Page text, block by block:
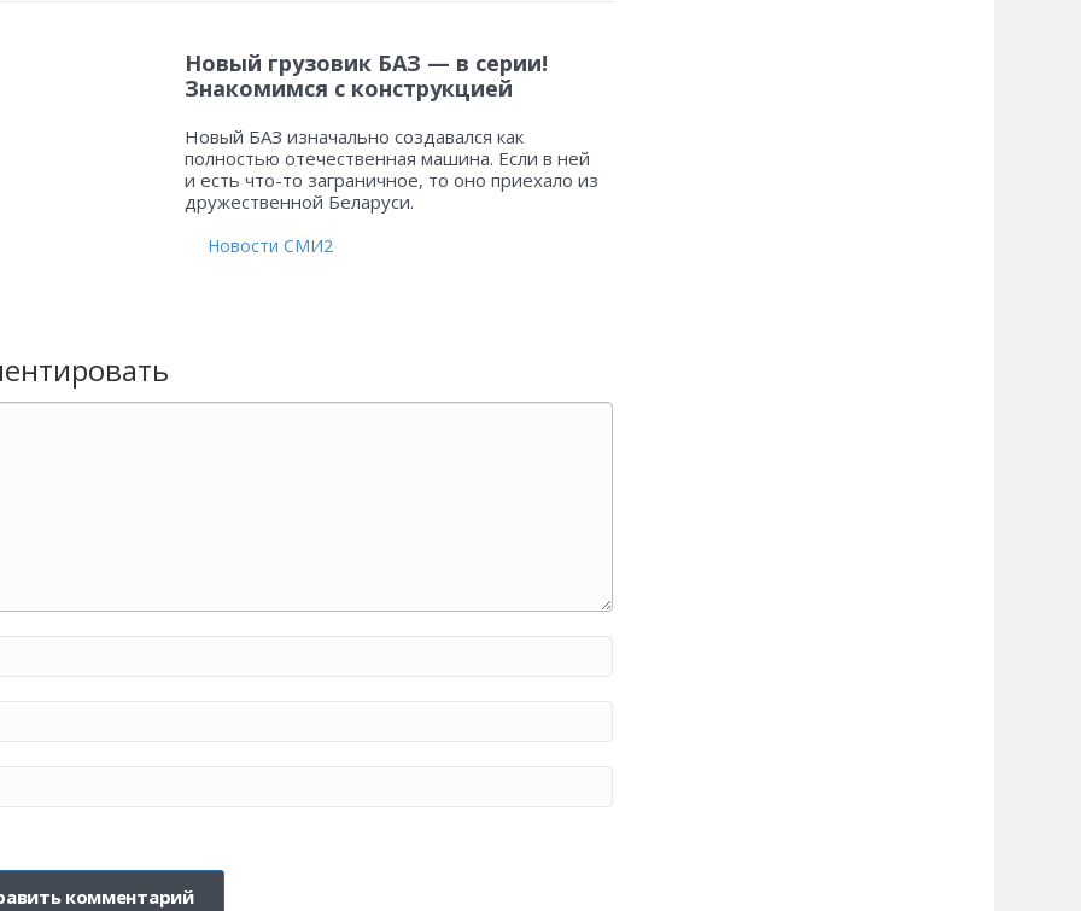
Новый грузовик БАЗ — в серии!
Знакомимся с конструкцией
Новый БАЗ изначально создавался как
полностью отечественная машина. Если в ней
и есть что-то заграничное, то оно приехало из
дружественной Беларуси.
Новости СМИ2